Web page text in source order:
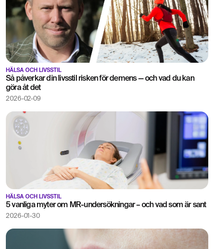
HÄLSA OCH LIVSSTIL
Så påverkar din livsstil risken för demens — och vad du kan
göra åt det
2026-02-09
HÄLSA OCH LIVSSTIL
5 vanliga myter om MR-undersökningar – och vad som är sant
2026-01-30